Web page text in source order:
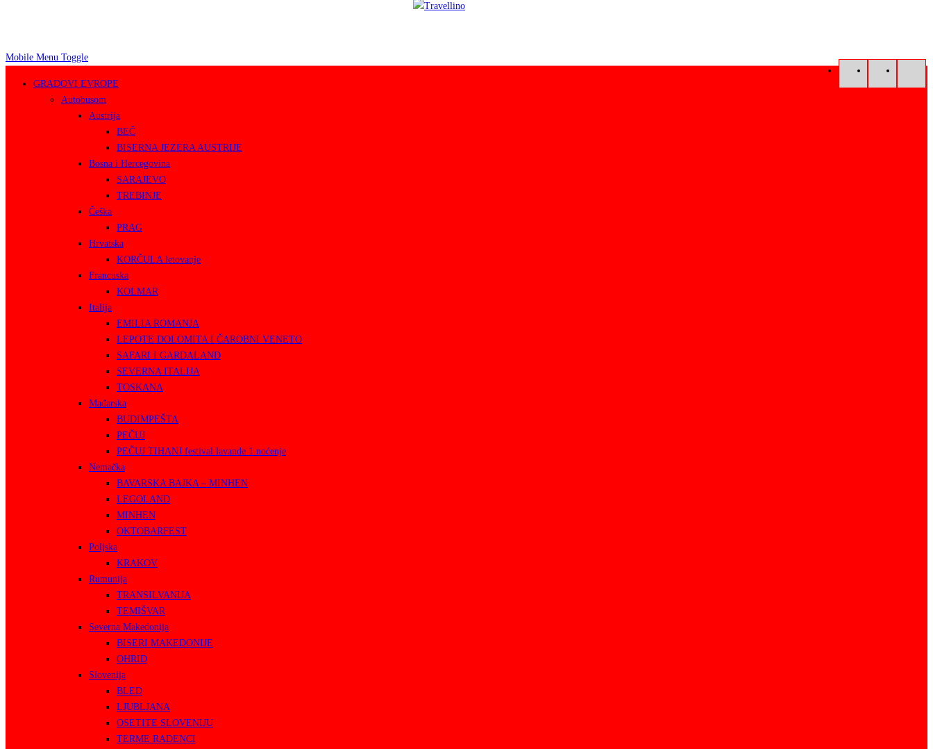
Mobile Menu Toggle
GRADOVI EVROPE
Autobusom
Austrija
BEČ
BISERNA JEZERA AUSTRIJE
Bosna i Hercegovina
SARAJEVO
TREBINJE
Češka
PRAG
Hrvatska
KORČULA letovanje
Francuska
KOLMAR
Italija
EMILIA ROMANJA
LEPOTE DOLOMITA I ČAROBNI VENETO
SAFARI I GARDALAND
SEVERNA ITALIJA
TOSKANA
Mađarska
BUDIMPEŠTA
PEČUJ
PEČUJ TIHANJ festival lavande 1 noćenje
Nemačka
BAVARSKA BAJKA – MINHEN
LEGOLAND
MINHEN
OKTOBARFEST
Poljska
KRAKOV
Rumunija
TRANSILVANIJA
TEMIŠVAR
Severna Makedonija
BISERI MAKEDONIJE
OHRID
Slovenija
BLED
LJUBLJANA
OSETITE SLOVENIJU
TERME RADENCI